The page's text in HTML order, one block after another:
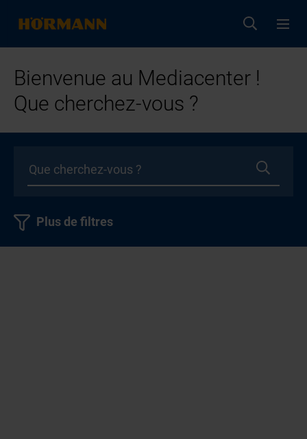
Bienvenue au Mediacenter !
Que cherchez-vous ?
Plus de filtres